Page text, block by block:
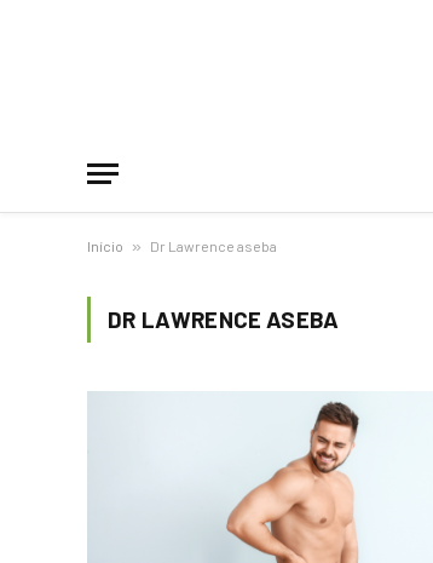
Início » Dr Lawrence aseba
DR LAWRENCE ASEBA